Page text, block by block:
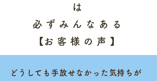
は
必ずみんなある
​【お客様の声】
どうしても手放せなかった気持ちが